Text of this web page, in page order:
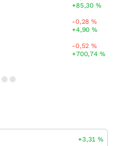
+85,30%
-0,28%
+4,90%
-0,52%
+700,74 %
+3,31%